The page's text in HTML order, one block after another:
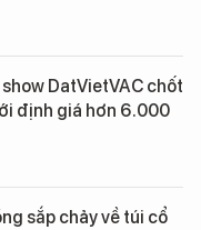
DatVietVAC chốt
định giá hơn 6.000
sắp chảy về túi cổ